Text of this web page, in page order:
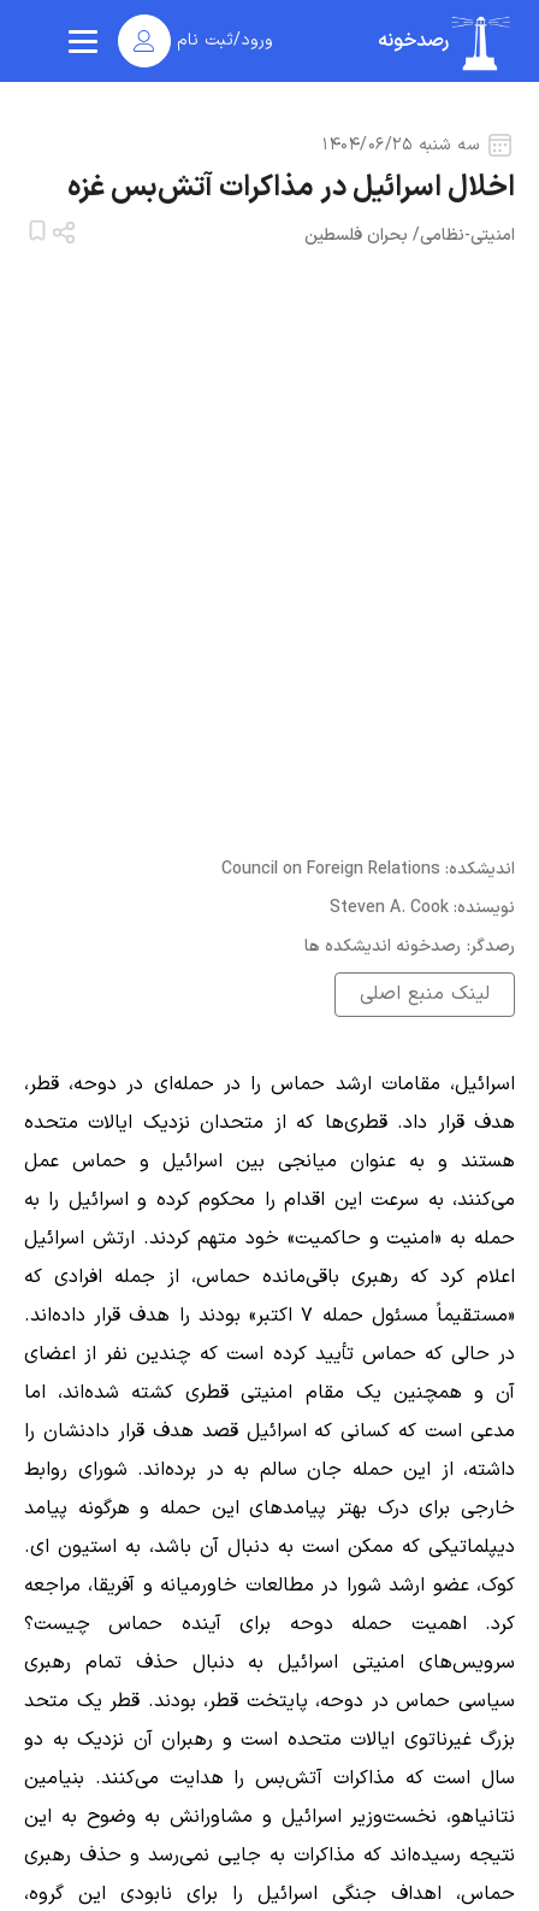
ورود/ثبت نام رصدخونه
سه شنبه ۱۴۰۴/۰۶/۲۵
اخلال اسرائیل در مذاکرات آتش‌بس غزه
امنیتی-نظامی/ بحران فلسطین
Council on Foreign Relations :اندیشکده
Steven A. Cook :نویسنده
رصدخونه اندیشکده ها :رصدگر
لینک منبع اصلی
اسرائیل، مقامات ارشد حماس را در حمله‌ای در دوحه، قطر،
هدف قرار داد. قطری‌ها که از متحدان نزدیک ایالات متحده
هستند و به عنوان میانجی بین اسرائیل و حماس عمل
می‌کنند، به سرعت این اقدام را محکوم کرده و اسرائیل را به
حمله به «امنیت و حاکمیت» خود متهم کردند. ارتش اسرائیل
اعلام کرد که رهبری باقی‌مانده حماس، از جمله افرادی که
«مستقیماً مسئول حمله ۷ اکتبر» بودند را هدف قرار داده‌اند.
در حالی که حماس تأیید کرده است که چندین نفر از اعضای
آن و همچنین یک مقام امنیتی قطری کشته شده‌اند، اما
مدعی است که کسانی که اسرائیل قصد هدف قرار دادنشان را
داشته، از این حمله جان سالم به در برده‌اند. شورای روابط
خارجی برای درک بهتر پیامدهای این حمله و هرگونه پیامد
دیپلماتیکی که ممکن است به دنبال آن باشد، به استیون ای.
کوک، عضو ارشد شورا در مطالعات خاورمیانه و آفریقا، مراجعه
کرد. اهمیت حمله دوحه برای آینده حماس چیست؟
سرویس‌های امنیتی اسرائیل به دنبال حذف تمام رهبری
سیاسی حماس در دوحه، پایتخت قطر، بودند. قطر یک متحد
بزرگ غیرناتوی ایالات متحده است و رهبران آن نزدیک به دو
سال است که مذاکرات آتش‌بس را هدایت می‌کنند. بنیامین
نتانیاهو، نخست‌وزیر اسرائیل و مشاورانش به وضوح به این
نتیجه رسیده‌اند که مذاکرات به جایی نمی‌رسد و حذف رهبری
حماس، اهداف جنگی اسرائیل را برای نابودی این گروه،